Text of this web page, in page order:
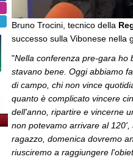
Bruno Trocini, tecnico della
successo sulla Vibonese nella
"Nella conferenza pre-gara ho
stavano bene. Oggi abbiamo
di campo, chi non vince
quanto è complicato vincere
dell'anno, ripartire e vincerne
non potevamo arrivare al
ragazzo, domenica dovremo
riusciremo a raggiungere